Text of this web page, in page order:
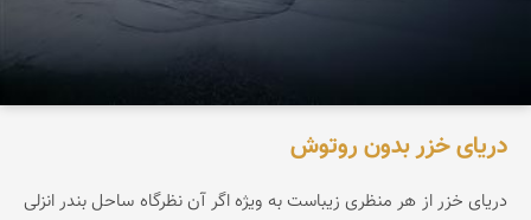
دریای خزر بدون روتوش
دریای خزر از هر منظری زیباست به ویژه اگر آن نظرگاه ساحل بندر انزلی